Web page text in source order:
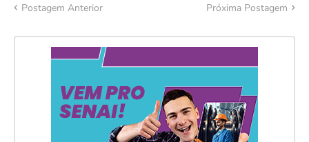
Postagem Anterior Próxima Postagem